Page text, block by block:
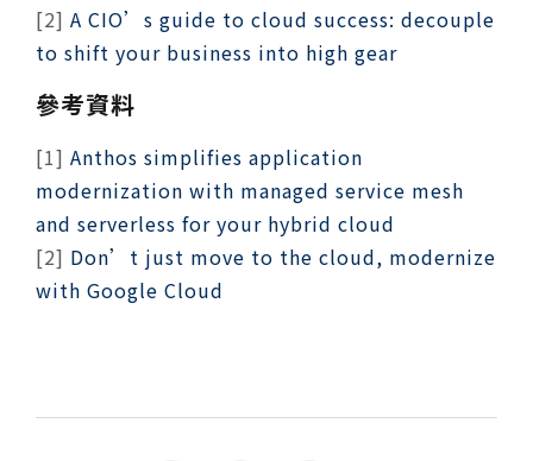
[2] A CIO’s guide to cloud success: decouple
to shift your business into high gear
參考資料
[1] Anthos simplifies application
modernization with managed service mesh
and serverless for your hybrid cloud
[2] Don’t just move to the cloud, modernize
with Google Cloud